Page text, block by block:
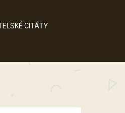
CITÁTY